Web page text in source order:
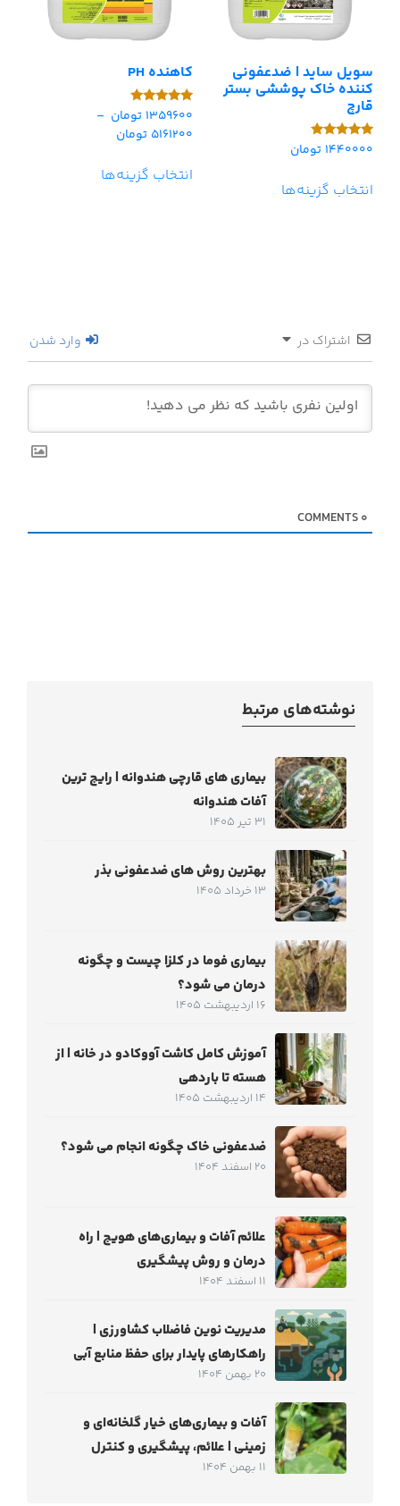
سویل ساید | ضدعفونی
کننده خاک پوششی بستر
قارچ
امتیاز
1440000 تومان
انتخاب گزینه‌ها
کاهنده PH
امتیاز
از 5
1359600 تومان –
5161200 تومان
انتخاب گزینه‌ها
اشتراک در وارد شدن
0
نوشته‌های مرتبط
بیماری های قارچی هندوانه | رایج ترین
آفات هندوانه
31 تیر 1405
بهترین روش های ضدعفونی بذر
13 خرداد 1405
بیماری فوما در کلزا چیست و چگونه
درمان می شود؟
16 اردیبهشت 1405
آموزش کامل کاشت آووکادو در خانه | از
هسته تا باردهی
14 اردیبهشت 1405
ضدعفونی خاک چگونه انجام می شود؟
20 اسفند 1404
علائم آفات و بیماری‌های هویج | راه
درمان و روش پیشگیری
11 اسفند 1404
مدیریت نوین فاضلاب کشاورزی |
راهکارهای پایدار برای حفظ منابع آبی
20 بهمن 1404
آفات و بیماری‌های خیار گلخانه‌ای و
زمینی | علائم، پیشگیری و کنترل
11 بهمن 1404